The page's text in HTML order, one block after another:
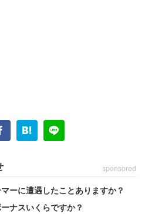
sponsored
ーに遭遇したことありますか？
ナスいくらですか？